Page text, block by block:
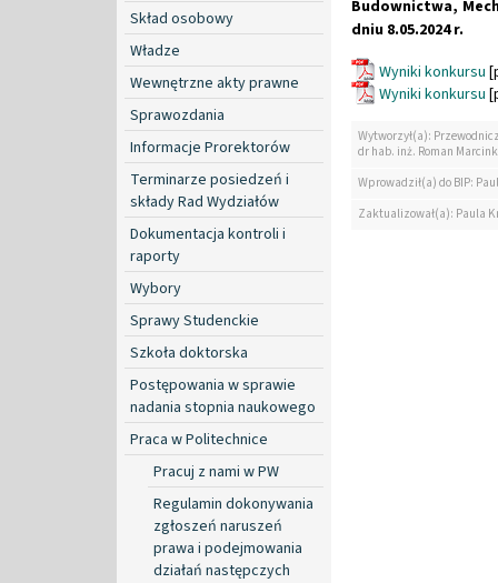
Skład osobowy
Władze
Wewnętrzne akty prawne
Sprawozdania
Informacje Prorektorów
Terminarze posiedzeń i
składy Rad Wydziałów
Dokumentacja kontroli i
raporty
Wybory
Sprawy Studenckie
Szkoła doktorska
Postępowania w sprawie
nadania stopnia naukowego
Praca w Politechnice
Pracuj z nami w PW
Regulamin dokonywania
zgłoszeń naruszeń
prawa i podejmowania
działań następczych
Budownictwa,
dniu 8.05.2024 r.
Wyniki konkursu
Wyniki konkursu
Wytworzył(a):
dr hab. inż. Roman
Wprowadził(a) do BIP:
Zaktualizował(a): Paula